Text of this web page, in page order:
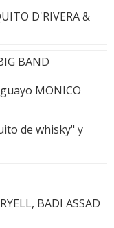
D'RIVERA &
BAND
MONICO
de whisky" y
BADI ASSAD